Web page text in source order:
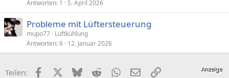
Antworten 1 5. April 2026
Probleme mit Lüftersteuerung
mupo77 Luftkühlung
Antworten 6 12. Januar 2026
Teilen: FacebookX (Twitter)
BlueskyRedditWhatsApp
E-MailLink